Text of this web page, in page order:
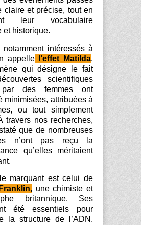
claire et précise, tout en
leur vocabulaire
et historique.
notamment intéressés à
appellel’effet Matilda,
qui désigne le fait
scientifiques
par des femmes ont
minimisées, attribuées à
ou tout simplement
travers nos recherches,
que de nombreuses
n’ont pas reçu la
qu’elles méritaient
marquant est celui de
une chimiste et
britannique. Ses
été essentiels pour
la structure de l’ADN.